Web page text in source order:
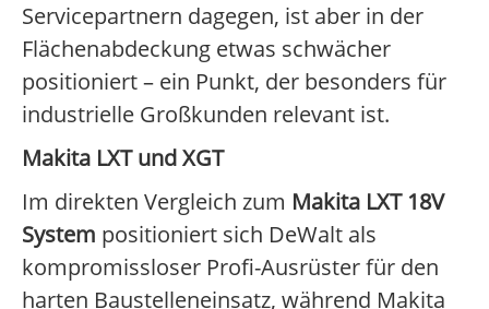
Servicepartnern dagegen, ist aber in der
Flächenabdeckung etwas schwächer
positioniert – ein Punkt, der besonders für
industrielle Großkunden relevant ist.
Makita LXT und XGT
Im direkten Vergleich zum Makita LXT 18V
System positioniert sich DeWalt als
kompromissloser Profi-Ausrüster für den
harten Baustelleneinsatz, während Makita